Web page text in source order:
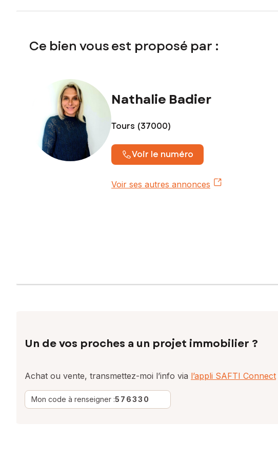
Ce bien vous est proposé par :
Nathalie Badier
Tours (37000)
Voir le numéro
Voir ses autres annonces
Un de vos proches a un projet immobilier ?
Achat ou vente, transmettez-moi l’info via l’appli SAFTI Connect
Mon code à renseigner :576330